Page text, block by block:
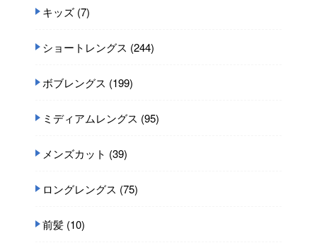
キッズ (7)
ショートレングス (244)
ボブレングス (199)
ミディアムレングス (95)
メンズカット (39)
ロングレングス (75)
前髪 (10)